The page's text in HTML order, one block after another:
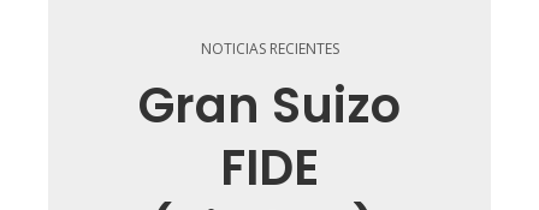
NOTICIAS RECIENTES
Gran Suizo
FIDE